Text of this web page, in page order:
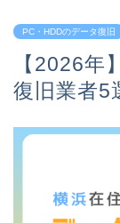
PC・HDDのデータ復旧
【2026年
復旧業者5